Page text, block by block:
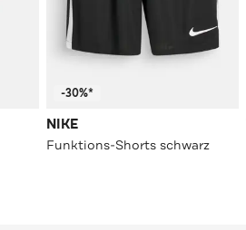
-30%*
NIKE
Funktions-Shorts schwarz